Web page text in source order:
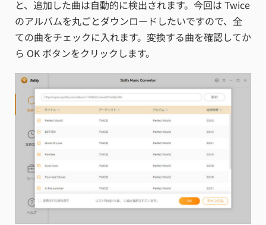
と、追加した曲は自動的に検出されます。今回は Twice
のアルバムを丸ごとダウンロードしたいですので、全
ての曲をチェックに入れます。変換する曲を確認してか
ら OK ボタンをクリックします。